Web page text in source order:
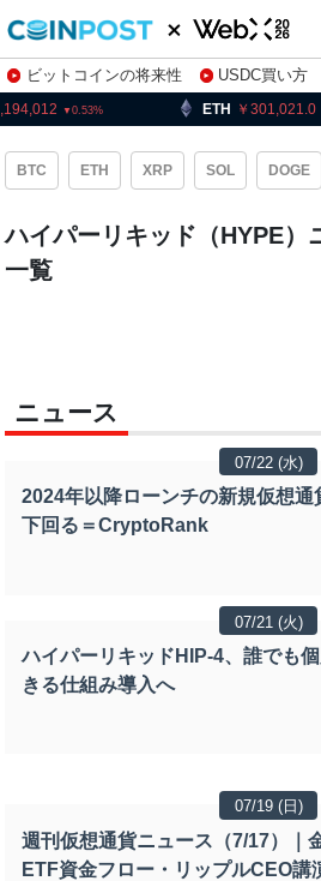
ビットコインの将来性 USDC買い方
株特集・関連銘柄
0.53 ETH 301,021.0
BTC ETH XRP SOL DOGE
ハイパーリキッド（HYPE）
一覧
ニュース
07/22 (水)
2024年以降ローンチの新規仮想
下回る＝CryptoRank
07/21 (火)
ハイパーリキッドHIP-4、誰でも
きる仕組み導入へ
07/19 (日)
週刊仮想通貨ニュース（7/17）｜
ETF資金フロー・リップルCEO講